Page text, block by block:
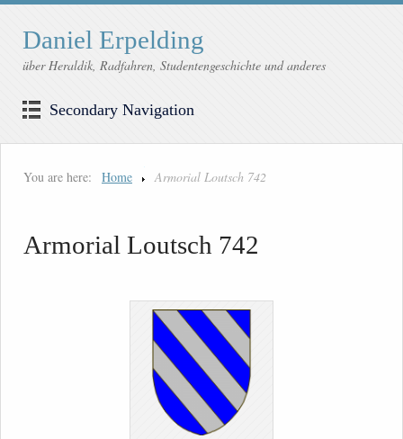
Daniel Erpelding
über Heraldik, Radfahren, Studentengeschichte und anderes
Secondary Navigation
You are here: Home Armorial Loutsch 742
Armorial Loutsch 742